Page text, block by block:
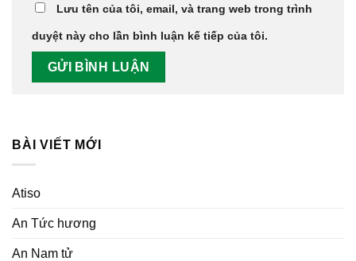
Lưu tên của tôi, email, và trang web trong trình
duyệt này cho lần bình luận kế tiếp của tôi.
BÀI VIẾT MỚI
Atiso
An Tức hương
An Nam tử